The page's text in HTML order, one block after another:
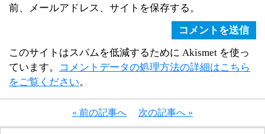
前、メールアドレス、サイトを保存する。
このサイトはスパムを低減するために Akismet を使っ
ています。
コメントデータの処理方法の詳細はこちら
をご覧ください
« 前の記事へ 次の記事へ »